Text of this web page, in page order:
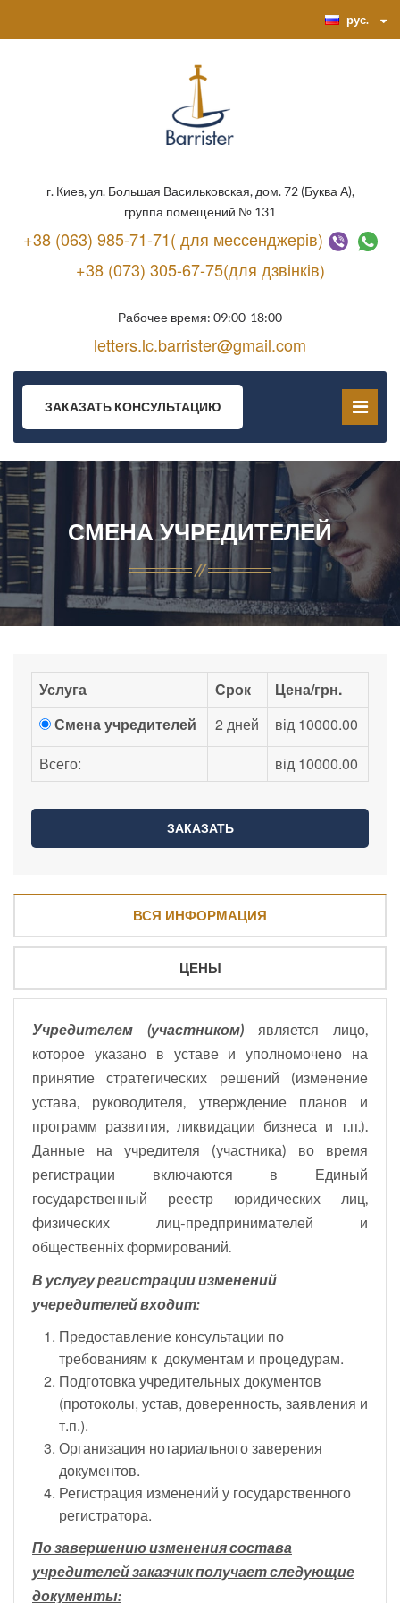
рус.
г. Киев, ул. Большая Васильковская, дом. 72 (Буква А),
группа помещений № 131
+38 (063) 985-71-71( для мессенджерів)
+38 (073) 305-67-75(для дзвінків)
Рабочее время: 09:00-18:00
letters.lc.barrister@gmail.com
ЗАКАЗАТЬ КОНСУЛЬТАЦИЮ
СМЕНА УЧРЕДИТЕЛЕЙ
Услуга Срок
Цена/грн.
Смена учредителей
2 дней
від 10000.00
Всего:
від 10000.00
ВСЯ ИНФОРМАЦИЯ
ЦЕНЫ
Учредителем (участником) является лицо,
которое указано в уставе и уполномочено на
принятие стратегических решений (изменение
устава, руководителя, утверждение планов и
программ развития, ликвидации бизнеса и т.п.).
Данные на учредителя (участника) во время
регистрации включаются в Единый
государственный реестр юридических лиц,
физических лиц-предпринимателей и
общественніх формирований.
В услугу регистрации изменений
учередителей входит:
Предоставление консультации по
требованиям к документам и процедурам.
Подготовка учредительных документов
(протоколы, устав, доверенность, заявления и
т.п.).
Организация нотариального заверения
документов.
Регистрация изменений у государственного
регистратора.
По завершению изменения состава
учредителей заказчик получает следующие
документы: